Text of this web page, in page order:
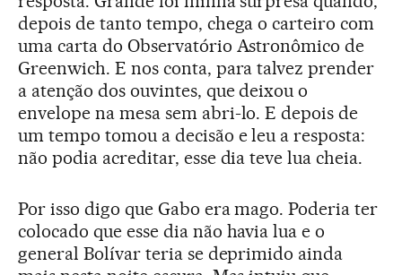
depois de tanto tempo, chega o carteiro com
uma carta do Observatório Astronômico de
Greenwich. E nos conta, para talvez prender
a atenção dos ouvintes, que deixou o
envelope na mesa sem abri-lo. E depois de
um tempo tomou a decisão e leu a resposta:
não podia acreditar, esse dia teve lua cheia.
Por isso digo que Gabo era mago. Poderia ter
colocado que esse dia não havia lua e o
general Bolívar teria se deprimido ainda